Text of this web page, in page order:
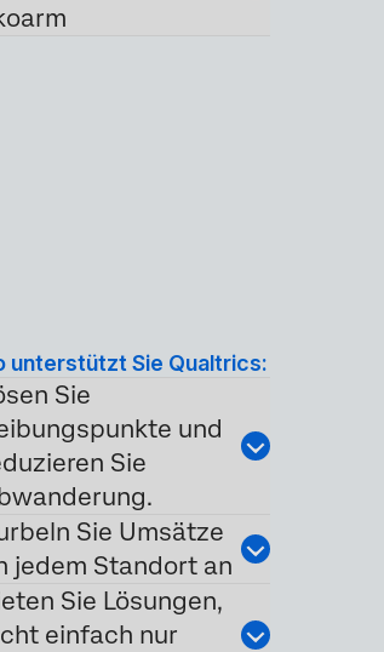
unterstützt Sie Qualtrics:
Sie
und
Sie
Sie Umsätze
jedem Standort an
Sie Lösungen,
einfach nur